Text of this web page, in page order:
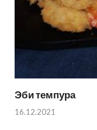
Эби темпура
16.12.2021